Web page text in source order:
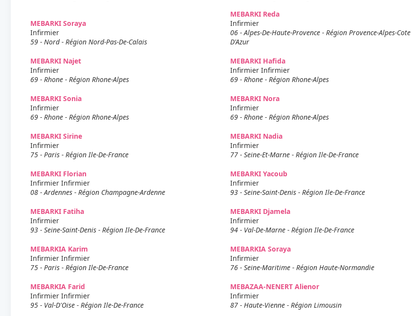
MEBARKI Soraya
Infirmier
59 - Nord - Région Nord-Pas-De-Calais
MEBARKI Reda
Infirmier
06 - Alpes-De-Haute-Provence - Région Provence-Alpes-Cote
D'Azur
MEBARKI Najet
Infirmier
69 - Rhone - Région Rhone-Alpes
MEBARKI Hafida
Infirmier Infirmier
69 - Rhone - Région Rhone-Alpes
MEBARKI Sonia
Infirmier
69 - Rhone - Région Rhone-Alpes
MEBARKI Nora
Infirmier
69 - Rhone - Région Rhone-Alpes
MEBARKI Sirine
Infirmier
75 - Paris - Région Ile-De-France
MEBARKI Nadia
Infirmier
77 - Seine-Et-Marne - Région Ile-De-France
MEBARKI Florian
Infirmier Infirmier
08 - Ardennes - Région Champagne-Ardenne
MEBARKI Yacoub
Infirmier
93 - Seine-Saint-Denis - Région Ile-De-France
MEBARKI Fatiha
Infirmier
93 - Seine-Saint-Denis - Région Ile-De-France
MEBARKI Djamela
Infirmier
94 - Val-De-Marne - Région Ile-De-France
MEBARKIA Karim
Infirmier Infirmier
75 - Paris - Région Ile-De-France
MEBARKIA Soraya
Infirmier
76 - Seine-Maritime - Région Haute-Normandie
MEBARKIA Farid
Infirmier Infirmier
95 - Val-D'Oise - Région Ile-De-France
MEBAZAA-NENERT Alienor
Infirmier
87 - Haute-Vienne - Région Limousin